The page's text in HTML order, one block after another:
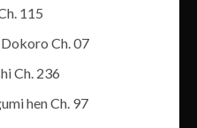
115
Ch. 07
Ch. 236
hen Ch. 97